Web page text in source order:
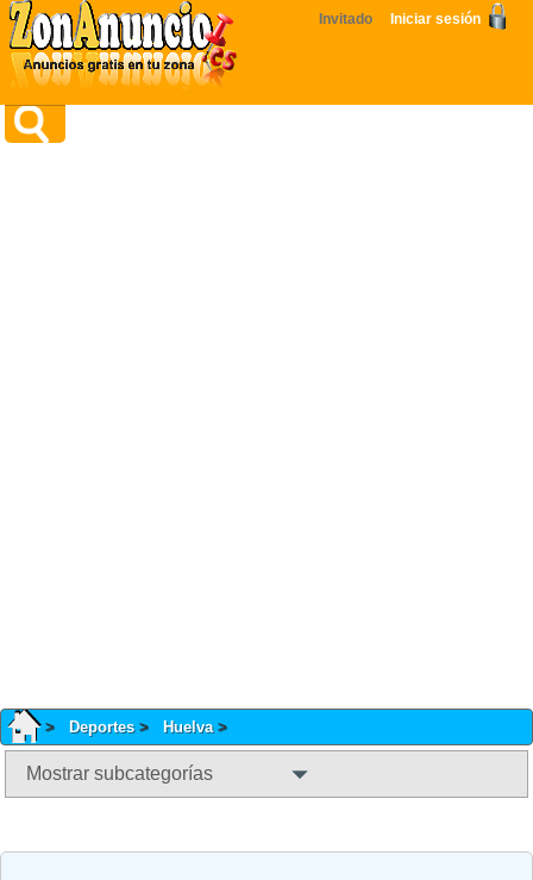
Invitado Iniciar sesión
Deportes Huelva
Mostrar subcategorías